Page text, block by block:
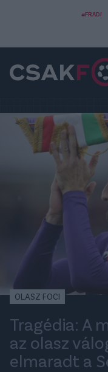
#FRADI
OLASZ FOCI
Tragédia: A
az olasz
elmaradt a